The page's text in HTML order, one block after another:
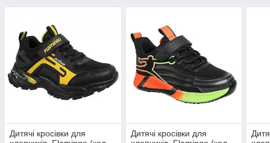
Дитячі кросівки для
Дитячі кросівки для